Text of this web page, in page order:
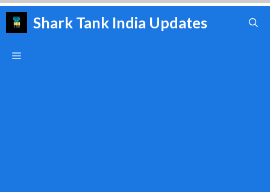
Skip
Shark Tank India Updates
Menu